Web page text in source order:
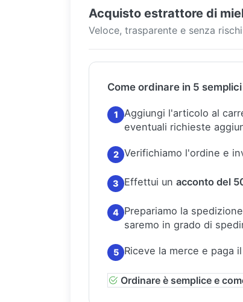
Acquisto estrattore di
Veloce, trasparente e senza
Come ordinare in 5
1 Aggiungi l'articolo al
eventuali richieste
2 Verifichiamo l'ordine e
3 Effettui un acconto del
4 Prepariamo la
saremo in grado di
5 Riceve la merce e paga
Ordinare è semplice e